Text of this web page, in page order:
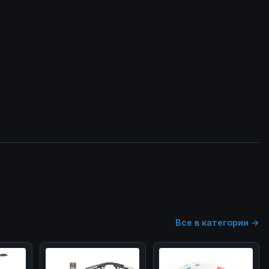
Все в категории →